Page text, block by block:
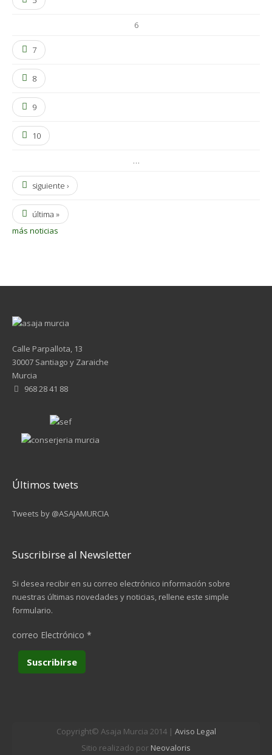
6
7
8
9
10
…
siguiente ›
última »
más noticias
Calle Parpallota, 13
30007 Santiago y Zaraiche
Murcia
968 28 41 88
Últimos twets
Tweets by @ASAJAMURCIA
Suscribirse al Newsletter
Si desea recibir en su correo electrónico información sobre
nuestras últimas novedades y noticias, rellene este simple
formulario.
correo Electrónico *
Copyright© Asaja Murcia 2014 | Aviso Legal
Sitio realizado por Neovaloris